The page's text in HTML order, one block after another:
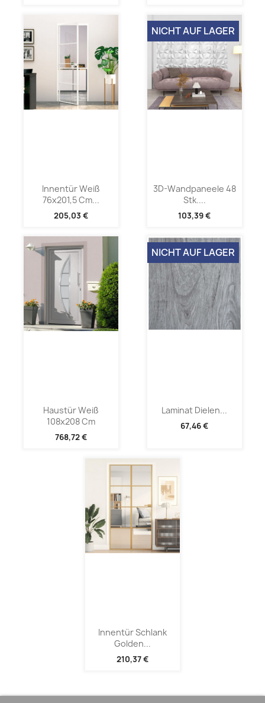
Innentür Weiß
76x201,5 Cm...
205,03 €
3D-Wandpaneele 48
Stk....
103,39 €
NICHT AUF LAGER
Haustür Weiß
108x208 Cm
768,72 €
Laminat Dielen...
67,46 €
NICHT AUF LAGER
Innentür Schlank
Golden...
210,37 €